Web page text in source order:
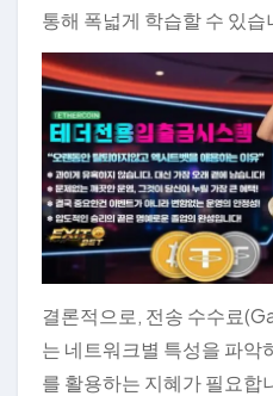
통해 폭넓게 학습할 수 있습
결론적으로, 전송 수수료
는 네트워크별 특성을 파악
를 활용하는 지혜가 필요합